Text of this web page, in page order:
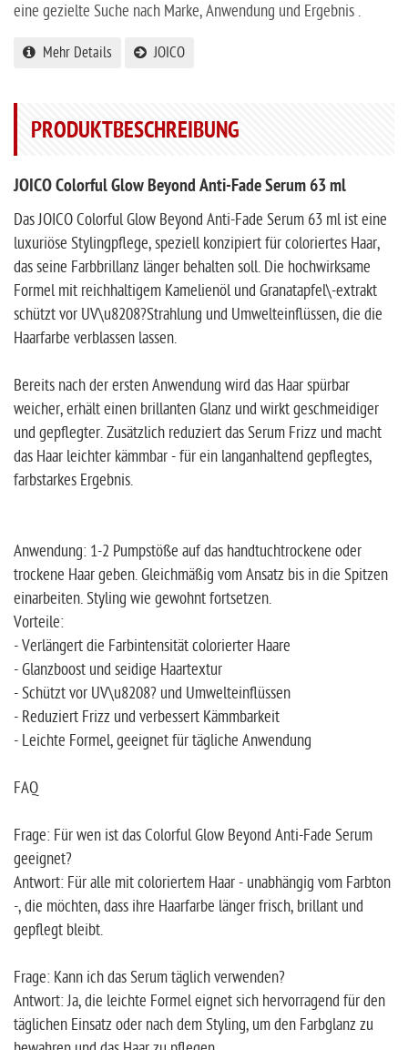
eine gezielte Suche nach Marke, Anwendung und Ergebnis .
Mehr Details JOICO
PRODUKTBESCHREIBUNG
JOICO Colorful Glow Beyond Anti-Fade Serum 63 ml
Das JOICO Colorful Glow Beyond Anti-Fade Serum 63 ml ist eine
luxuriöse Stylingpflege, speziell konzipiert für coloriertes Haar,
das seine Farbbrillanz länger behalten soll. Die hochwirksame
Formel mit reichhaltigem Kamelienöl und Granatapfel\-extrakt
schützt vor UV\u8208?Strahlung und Umwelteinflüssen, die die
Haarfarbe verblassen lassen.
Bereits nach der ersten Anwendung wird das Haar spürbar
weicher, erhält einen brillanten Glanz und wirkt geschmeidiger
und gepflegter. Zusätzlich reduziert das Serum Frizz und macht
das Haar leichter kämmbar - für ein langanhaltend gepflegtes,
farbstarkes Ergebnis.
Anwendung: 1-2 Pumpstöße auf das handtuchtrockene oder
trockene Haar geben. Gleichmäßig vom Ansatz bis in die Spitzen
einarbeiten. Styling wie gewohnt fortsetzen.
Vorteile:
- Verlängert die Farbintensität colorierter Haare
- Glanzboost und seidige Haartextur
- Schützt vor UV\u8208? und Umwelteinflüssen
- Reduziert Frizz und verbessert Kämmbarkeit
- Leichte Formel, geeignet für tägliche Anwendung
FAQ
Frage: Für wen ist das Colorful Glow Beyond Anti-Fade Serum
geeignet?
Antwort: Für alle mit coloriertem Haar - unabhängig vom Farbton
-, die möchten, dass ihre Haarfarbe länger frisch, brillant und
gepflegt bleibt.
Frage: Kann ich das Serum täglich verwenden?
Antwort: Ja, die leichte Formel eignet sich hervorragend für den
täglichen Einsatz oder nach dem Styling, um den Farbglanz zu